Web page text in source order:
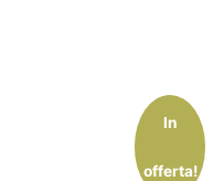
In
offerta!
IU